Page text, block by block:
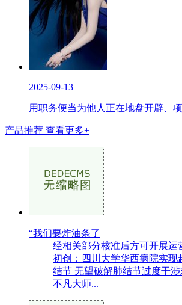
2025-09-13
用职务便当为他人正在地盘开辟、
产品推荐 查看更多+
“我们要炸油条了
经相关部分核准后方可开展运
初创：四川大学华西病院实现
结节 无望破解肺结节过度干
不凡大师...